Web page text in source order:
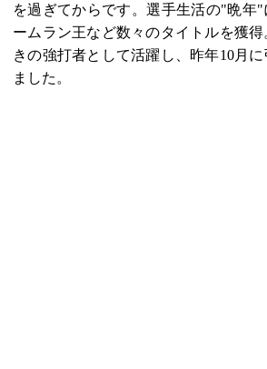
を過ぎてからです。選手生活の"晩年"
ームラン王など数々のタイトルを獲
きの強打者として活躍し、昨年10月に
ました。